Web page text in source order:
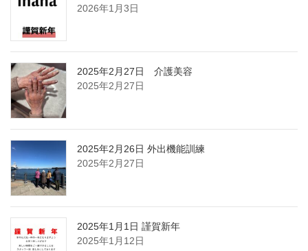
2026年1月3日
2025年2月27日 介護美容
2025年2月27日
2025年2月26日 外出機能訓練
2025年2月27日
2025年1月1日 謹賀新年
2025年1月12日